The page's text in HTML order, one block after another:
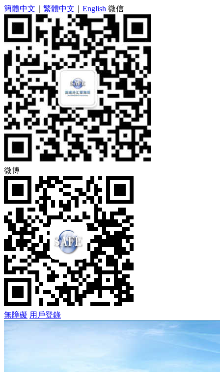
簡體中文 繁體中文 English 微信
微博
無障礙 用戶登錄